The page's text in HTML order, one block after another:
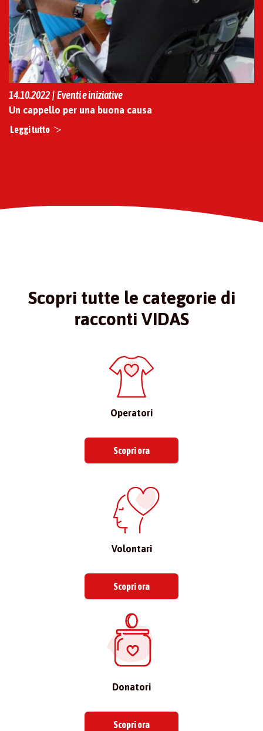
14.10.2022 | Eventi e iniziative
Un cappello per una buona causa
Leggi tutto
Scopri tutte le categorie di
racconti VIDAS
Operatori
Scopri ora
Volontari
Scopri ora
Donatori
Scopri ora